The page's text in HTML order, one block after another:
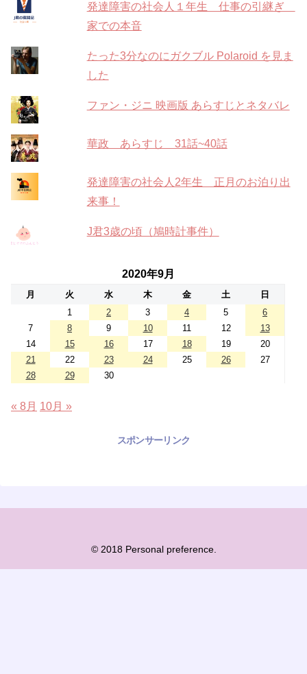
発達障害の社会人１年生 仕事の引継ぎ
家での本音
たった3分なのにガクブル Polaroid を見ま
した
ファン・ジニ 映画版 あらすじとネタバレ
華政 あらすじ 31話~40話
発達障害の社会人2年生 正月のお泊り出
来事！
J君3歳の頃（鳩時計事件）
2020年9月
月 火 水 木 金 土
日
1
2 3 4 5
6
7
8 9 10 11 12
13
14
15 16 17 18 19
20
21
22 23 24 25 26
27
28
29 30
« 8月 10月 »
スポンサーリンク
© 2018 Personal preference.